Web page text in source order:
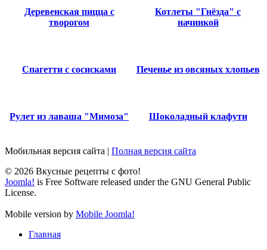
Деревенская пицца с
творогом
Котлеты "Гнёзда" с
начинкой
Спагетти с сосисками Печенье из овсяных хлопьев
Рулет из лаваша "Мимоза" Шоколадный клафути
Мобильная версия сайта | Полная версия сайта
© 2026 Вкусные рецепты с фото!
Joomla! is Free Software released under the GNU General Public
License.
Mobile version by Mobile Joomla!
Главная